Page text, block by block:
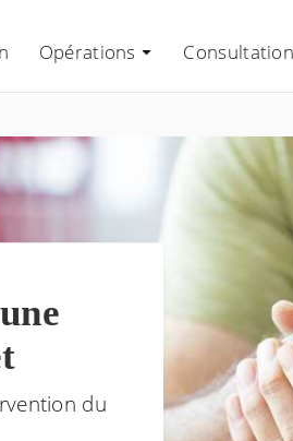
Opérations Consultation
du